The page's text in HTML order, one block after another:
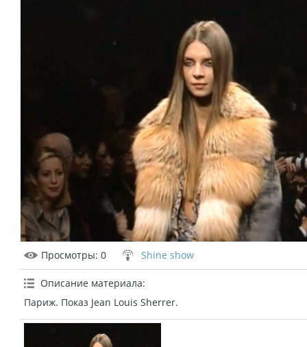
Просмотры: 0 Shine show
Описание материала:
Париж. Показ Jean Louis Sherrer.